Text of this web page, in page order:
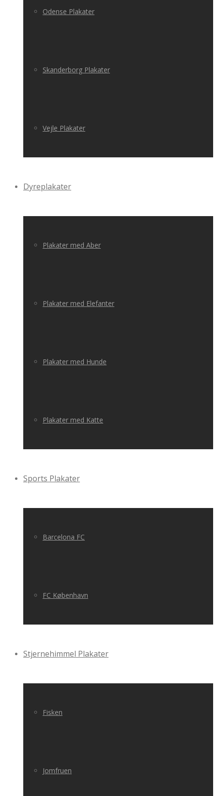
Odense Plakater
Skanderborg Plakater
Vejle Plakater
Dyreplakater
Plakater med Aber
Plakater med Elefanter
Plakater med Hunde
Plakater med Katte
Sports Plakater
Barcelona FC
FC København
Stjernehimmel Plakater
Fisken
Jomfruen